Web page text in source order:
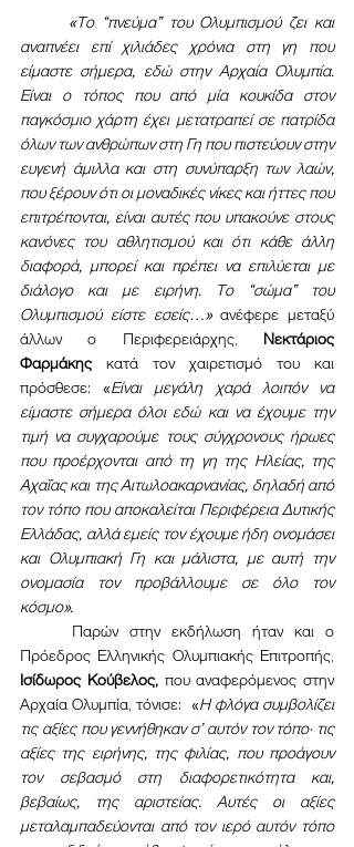
αναπνέει επί χιλιάδες χρόνια στη γη που
είμαστε σήμερα, εδώ στην Αρχαία Ολυμπία.
Είναι ο τόπος που από μία κουκίδα στον
παγκόσμιο χάρτη έχει μετατραπεί σε πατρίδα
όλων των ανθρώπων στη Γη που πιστεύουν στην
ευγενή άμιλλα και στη συνύπαρξη των λαών,
που ξέρουν ότι οι μοναδικές νίκες και ήττες που
επιτρέπονται, είναι αυτές που υπακούνε στους
κανόνες του αθλητισμού και ότι κάθε άλλη
διαφορά, μπορεί και πρέπει να επιλύεται με
διάλογο και με ειρήνη. Το “σώμα” του
Ολυμπισμού είστε εσείς…» ανέφερε μεταξύ
άλλων ο Περιφερειάρχης, Νεκτάριος
Φαρμάκης κατά τον χαιρετισμό του και
πρόσθεσε: «Είναι μεγάλη χαρά λοιπόν να
είμαστε σήμερα όλοι εδώ και να έχουμε την
τιμή να συγχαρούμε τους σύγχρονους ήρωες
που προέρχονται από τη γη της Ηλείας, της
Αχαΐας και της Αιτωλοακαρνανίας, δηλαδή από
τον τόπο που αποκαλείται Περιφέρεια Δυτικής
Ελλάδας, αλλά εμείς τον έχουμε ήδη ονομάσει
και Ολυμπιακή Γη και μάλιστα, με αυτή την
ονομασία τον προβάλλουμε σε όλο τον
κόσμο».
Ισίδωρος Κούβελος, που αναφερόμενος στην
Αρχαία Ολυμπία, τόνισε:  «Η φλόγα συμβολίζει
τις αξίες που γεννήθηκαν σ’ αυτόν τον τόπο· τις
αξίες της ειρήνης, της φιλίας, που προάγουν
τον σεβασμό στη διαφορετικότητα και,
βεβαίως, της αριστείας. Αυτές οι αξίες
μεταλαμπαδεύονται από τον ιερό αυτόν τόπο